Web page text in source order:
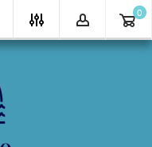
0